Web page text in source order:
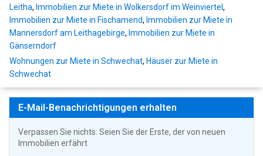
Leitha, Immobilien zur Miete in Wolkersdorf im Weinviertel ,
Immobilien zur Miete in Fischamend, Immobilien zur Miete in
Mannersdorf am Leithagebirge, Immobilien zur Miete in
Gänserndorf
Wohnungen zur Miete in Schwechat, Häuser zur Miete in
Schwechat
E-Mail-Benachrichtigungen erhalten
Verpassen Sie nichts: Seien Sie der Erste, der von neuen
Immobilien erfährt